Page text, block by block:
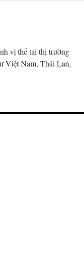
vị thế tại thị trường
Việt Nam, Thái Lan,